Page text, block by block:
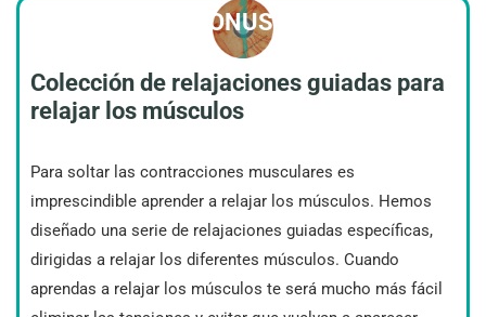
BONUS 3
Colección de relajaciones guiadas para
relajar los músculos
Para soltar las contracciones musculares es
imprescindible aprender a relajar los músculos. Hemos
diseñado una serie de relajaciones guiadas específicas,
dirigidas a relajar los diferentes músculos. Cuando
aprendas a relajar los músculos te será mucho más fácil